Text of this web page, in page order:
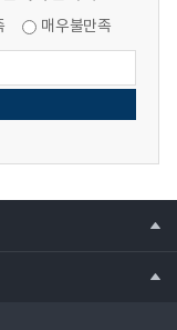
매우불만족